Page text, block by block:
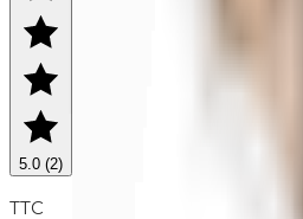
5.0 (2)
TTC